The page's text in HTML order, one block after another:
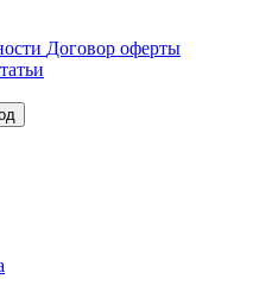
Договор оферты